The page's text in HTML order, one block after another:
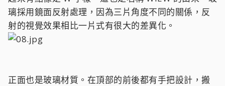
璃採用鏡面反射處理，因為三片角度不同的關係，反
射的視覺效果相比一片式有很大的差異化。
正面也是玻璃材質。在頂部的前後都有手把設計，搬